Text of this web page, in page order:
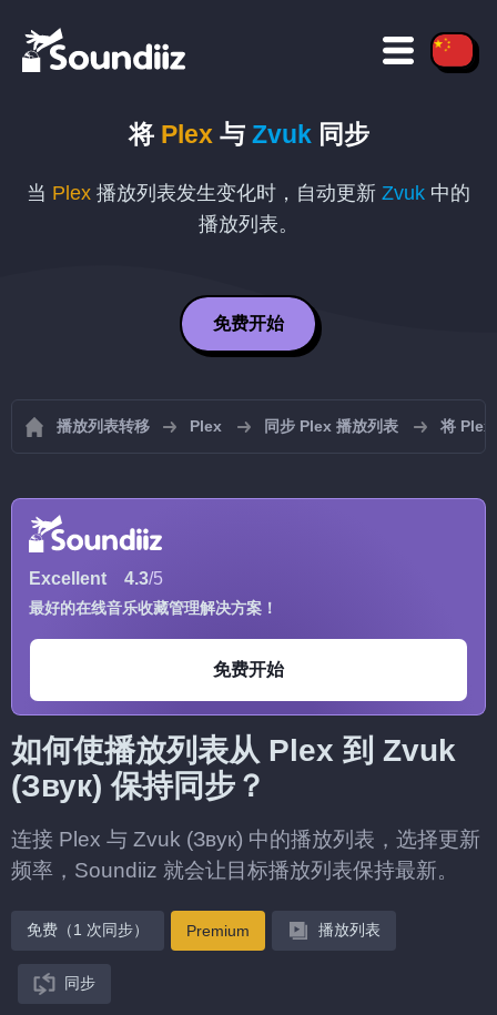
将 Plex 与 Zvuk同步
当 Plex 播放列表发生变化时，自动更新 Zvuk 中的
播放列表。
免费开始
播放列表转移 Plex 同步 Plex 播放列表 将 Plex
Excellent 4.3/5
最好的在线音乐收藏管理解决方案！
免费开始
如何使播放列表从 Plex 到 Zvuk
(Звук) 保持同步？
连接 Plex 与 Zvuk (Звук) 中的播放列表，选择更新
频率，Soundiiz 就会让目标播放列表保持最新。
免费（1 次同步） Premium 播放列表
同步